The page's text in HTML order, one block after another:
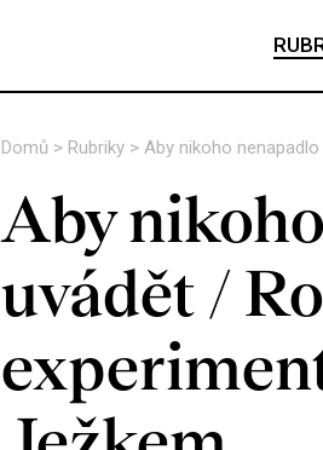
Domů > Rubriky > Aby nikoho
Aby
uvádět /